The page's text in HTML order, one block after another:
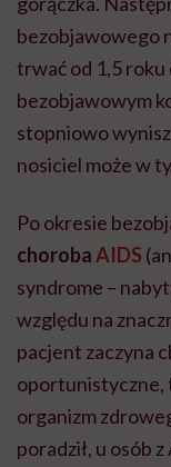
bezobjawowego
trwać od 1,5
bezobjawowym
stopniowo
nosiciel może w
Po okresie
chorobaAIDS
syndrome –
względu na
pacjent zaczyna
oportunistyczne,
organizm
poradził, u osób